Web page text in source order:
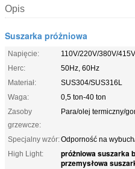
Opis
Suszarka próżniowa
Napięcie:
110V/220V/380V/
Herc:
50Hz, 60Hz
Materiał:
SUS304/SUS316L
Waga:
0,5 ton-40 ton
Zasoby
grzewcze:
Para/olej termiczny/
Specjalny wzór:Odporność na
High Light:
próżniowa suszarka
przemysłowa